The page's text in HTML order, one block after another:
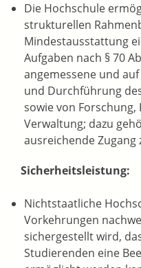
Die Hochschule
strukturellen
Mindestausstattung
Aufgaben nach § 70
angemessene und
und Durchführung
sowie von
Verwaltung; dazu
ausreichende Zugang
Sicherheitsleistung:
Nichtstaatliche
Vorkehrungen
sichergestellt wird,
Studierenden eine